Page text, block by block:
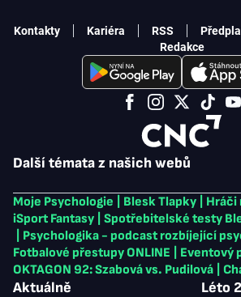
Další témata z našich webů
Moje Psychologie Blesk Tlapky Hráči
iSport Fantasy
Spotřebitelské testy
Psychologika - podcast rozbíjející
Fotbalové přestupy ONLINE
Eventový
OKTAGON 92: Szabová vs. Pudilová
Aktuálně Léto
Kontakty Kariéra RSS
Redakce